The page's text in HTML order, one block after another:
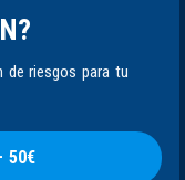
de riesgos para tu
50€